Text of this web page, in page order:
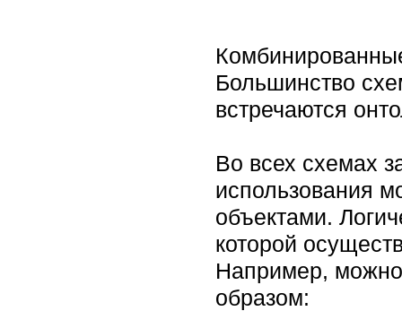
Большинство
встречаются
Во всех схемах
использования
объектами.
которой
Например,
образом: